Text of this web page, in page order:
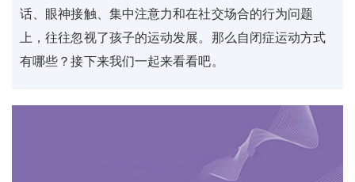
话、眼神接触、集中注意力和在社交场合的行为问题
上，往往忽视了孩子的运动发展。那么自闭症运动方式
有哪些？接下来我们一起来看看吧。